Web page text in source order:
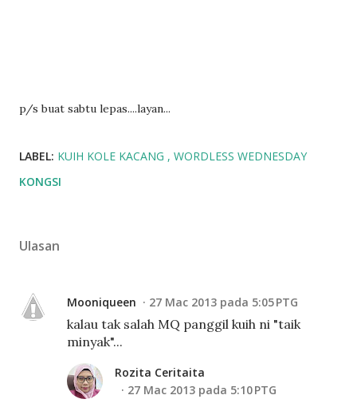
p/s buat sabtu lepas....layan...
LABEL: KUIH KOLE KACANG
WORDLESS WEDNESDAY
KONGSI
Ulasan
Mooniqueen 27 Mac 2013 pada 5:05 PTG
kalau tak salah MQ panggil kuih ni "taik
minyak"...
Rozita Ceritaita
27 Mac 2013 pada 5:10 PTG